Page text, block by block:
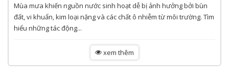
Mùa mưa khiến nguồn nước sinh hoạt dễ bị ảnh hưởng bởi bùn
đất, vi khuẩn, kim loại nặng và các chất ô nhiễm từ môi trường. Tìm
hiểu những tác động...
xem thêm